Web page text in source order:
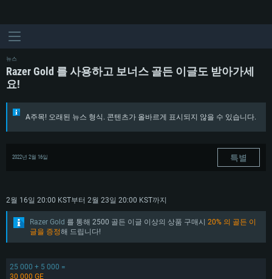
뉴스
Razer Gold 를 사용하고 보너스 골든 이글도 받아가세
요!
A주목! 오래된 뉴스 형식. 콘텐츠가 올바르게 표시되지 않을 수 있습니다.
2022년 2월 16일 특별
2월 16일 20:00 KST부터 2월 23일 20:00 KST까지
Razer Gold 를 통해 2500 골든 이글 이상의 상품 구매시 20% 의 골든 이
글을 증정해 드립니다!
25 000 + 5 000 =
30 000 GE